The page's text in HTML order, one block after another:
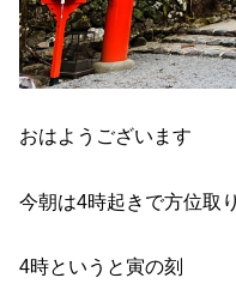
おはようございます
今朝は4時起きで方位取
4時というと寅の刻